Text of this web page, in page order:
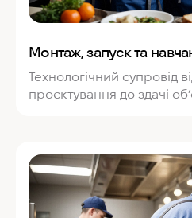
Монтаж, запуск та
Технологічний супровід
проєктування до здачі